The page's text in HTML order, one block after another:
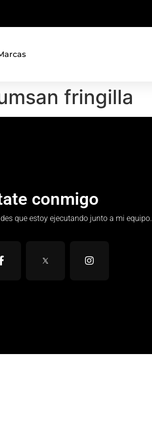
fringilla
conmigo
que estoy ejecutando junto a mi equipo.